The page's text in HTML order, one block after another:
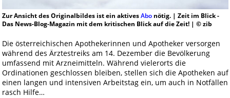
Zur Ansicht des Originalbildes ist ein aktivesAbonötig. | Zeit im Blick -
Das News-Blog-Magazin mit dem kritischen Blick auf die Zeit! | © zib
Die österreichischen Apothekerinnen und Apotheker versorgen
während des Ärztestreiks am 14. Dezember die Bevölkerung
umfassend mit Arzneimitteln. Während vielerorts die
Ordinationen geschlossen bleiben, stellen sich die Apotheken auf
einen langen und intensiven Arbeitstag ein, um auch in Notfällen
rasch Hilfe…